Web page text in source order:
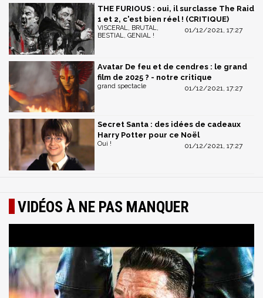
THE FURIOUS : oui, il surclasse The Raid
1 et 2, c'est bien réel ! (CRITIQUE)
01/12/2021, 17:27
VISCERAL, BRUTAL,
BESTIAL, GENIAL !
Avatar De feu et de cendres : le grand
film de 2025 ? - notre critique
01/12/2021, 17:27
grand spectacle
Secret Santa : des idées de cadeaux
Harry Potter pour ce Noël
01/12/2021, 17:27
Oui !
VIDÉOS À NE PAS MANQUER